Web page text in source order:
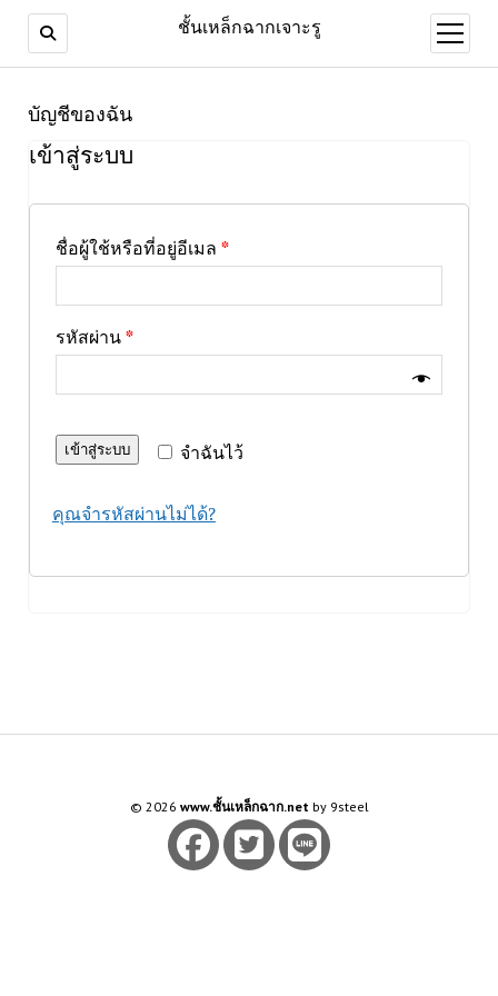
ชั้นเหล็กฉากเจาะรู
open
menu
บัญชีของฉัน
เข้าสู่ระบบ
ชื่อผู้ใช้หรือที่อยู่อีเมล *
รหัสผ่าน*
จำฉันไว้
เข้าสู่ระบบ
คุณจำรหัสผ่านไม่ได้?
© 2026 www.ชั้นเหล็กฉาก.net by 9steel